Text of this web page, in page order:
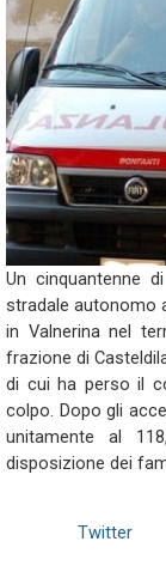
Un cinquantenne
stradale autonomo
in Valnerina nel
frazione di
di cui ha perso il
colpo. Dopo gli
unitamente al
disposizione dei
Twitter